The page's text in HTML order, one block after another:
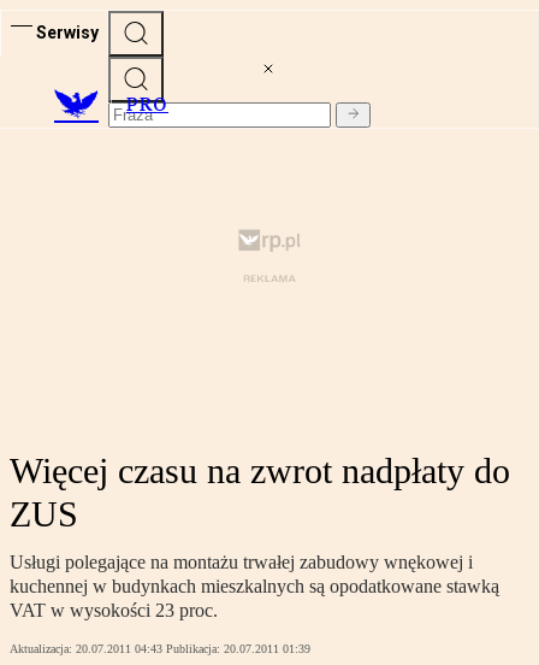
Serwisy
PRO
Więcej czasu na zwrot nadpłaty do
ZUS
Usługi polegające na montażu trwałej zabudowy wnękowej i
kuchennej w budynkach mieszkalnych są opodatkowane stawką
VAT w wysokości 23 proc.
Aktualizacja: 20.07.2011 04:43 Publikacja: 20.07.2011 01:39